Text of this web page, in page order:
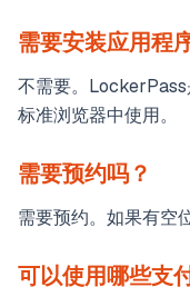
需要安装应用程
不需要。
标准浏览器中使用。
需要预约吗？
需要预约。如果有空
可以使用哪些支